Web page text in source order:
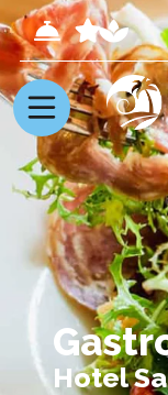
Hotel